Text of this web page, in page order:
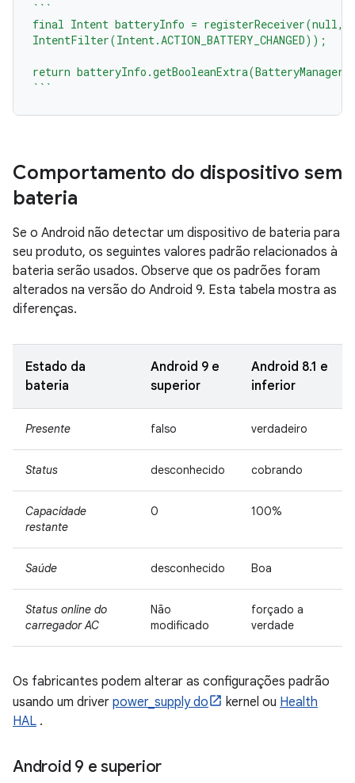
```
final Intent batteryInfo = registerReceiver(null,
IntentFilter(Intent.ACTION_BATTERY_CHANGED));
return
```
Comportamento do dispositivo sem
bateria
Se o Android não detectar um dispositivo de bateria para
seu produto, os seguintes valores padrão relacionados à
bateria serão usados. Observe que os padrões foram
alterados na versão do Android 9. Esta tabela mostra as
diferenças.
Estado da
bateria
Android 9 e
superior
Android 8.1 e
inferior
Presente falso verdadeiro
Status desconhecido cobrando
Capacidade
restante
0 100%
Saúde desconhecido Boa
Status online do
carregador AC
Não
modificado
forçado a
verdade
Os fabricantes podem alterar as configurações padrão
usando um driver power_supply do kernel ou Health
HAL .
Android 9 e superior